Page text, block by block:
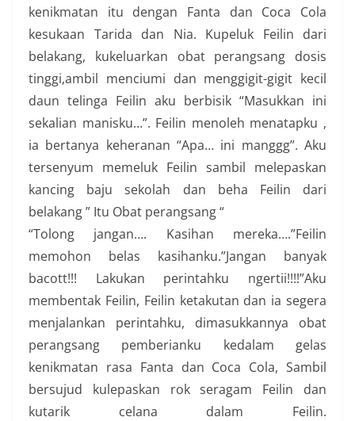
kenikmatan itu dengan Fanta dan Coca Cola
kesukaan Tarida dan Nia. Kupeluk Feilin dari
belakang, kukeluarkan obat perangsang dosis
tinggi,ambil menciumi dan menggigit-gigit kecil
daun telinga Feilin aku berbisik “Masukkan ini
sekalian manisku…”. Feilin menoleh menatapku ,
ia bertanya keheranan “Apa… ini manggg”. Aku
tersenyum memeluk Feilin sambil melepaskan
kancing baju sekolah dan beha Feilin dari
belakang ” Itu Obat perangsang “
“Tolong jangan…. Kasihan mereka….”Feilin
memohon belas kasihanku.”Jangan banyak
bacott!!! Lakukan perintahku ngertii!!!!”Aku
membentak Feilin, Feilin ketakutan dan ia segera
menjalankan perintahku, dimasukkannya obat
perangsang pemberianku kedalam gelas
kenikmatan rasa Fanta dan Coca Cola, Sambil
bersujud kulepaskan rok seragam Feilin dan
kutarik celana dalam Feilin.